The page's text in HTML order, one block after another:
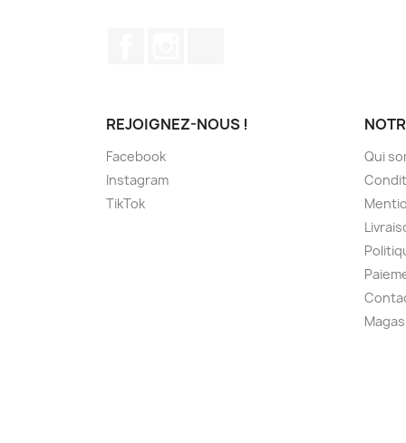
REJOIGNEZ-NOUS !
Facebook
Instagram
TikTok
Qui